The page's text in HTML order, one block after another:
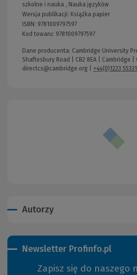
szkolne i nauka , Nauka języków
Wersja publikacji: Książka papier
ISBN: 9781009797597
Kod towaru: 9781009797597
Dane producenta: Cambridge University
Shaftesbury Road | CB2 8EA | Cambridge |
directcs@cambridge.org
+44(0)1223
Autorzy
Newsletter Profinfo.pl
Zapisz się do naszego